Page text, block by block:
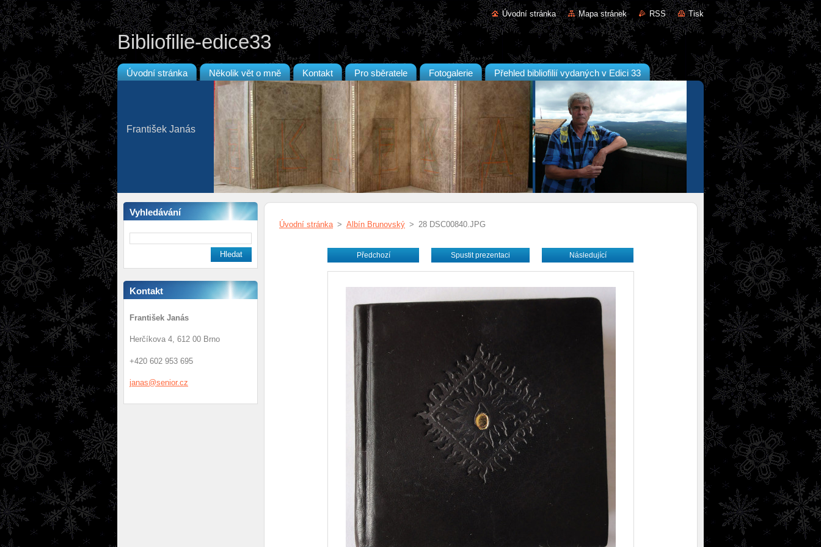
Úvodní stránka Mapa stránek RSS Tisk
Bibliofilie-edice33
Úvodní stránka Několik vět o mně Kontakt Pro sběratele Fotogalerie Přehled bibliofilií vydaných v Edici 33
František Janás
Vyhledávání
Kontakt
František Janás
Herčíkova 4, 612 00 Brno
+420 602 953 695
janas@senior.cz
Úvodní stránka > Albín Brunovský > 28 DSC00840.JPG
Předchozí Spustit prezentaci Následující